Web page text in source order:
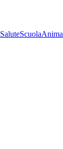
SaluteScuola